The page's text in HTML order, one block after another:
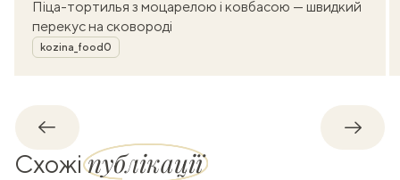
Піца-тортилья з моцарелою і ковбасою — швидкий
перекус на сковороді
Автор
kozina_food0
Назад
Схожіпублікації